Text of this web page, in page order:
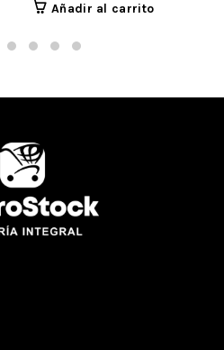
Añadir al carrito